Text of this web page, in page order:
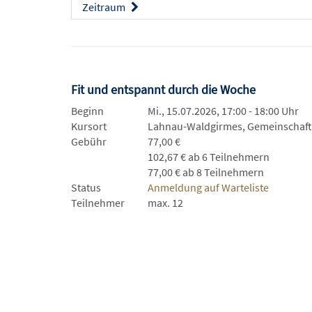
Zeitraum
Fit und entspannt durch die Woche
Beginn
Mi., 15.07.2026, 17:00 - 18:00 Uhr
Kursort
Lahnau-Waldgirmes,
Gebühr
77,00 €
102,67 € ab 6 Teilnehmern
77,00 € ab 8 Teilnehmern
Status
Anmeldung auf Warteliste
Teilnehmer
max. 12